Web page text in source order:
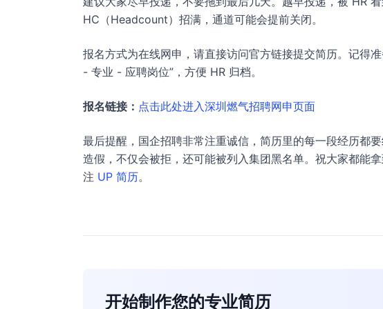
HC（Headcount）招满，通道可能会提前关闭。
报名方式为在线网申，请直接访问官方链接提交简历。记得
- 专业 - 应聘岗位”，方便 HR 归档。
报名链接： 点击此处进入深圳燃气招聘网申页面
最后提醒，国企招聘非常注重诚信，简历里的每一段经历都
造假，不仅会被拒，还可能被列入集团黑名单。祝大家都能
注 UP 简历。
开始制作您的专业简历